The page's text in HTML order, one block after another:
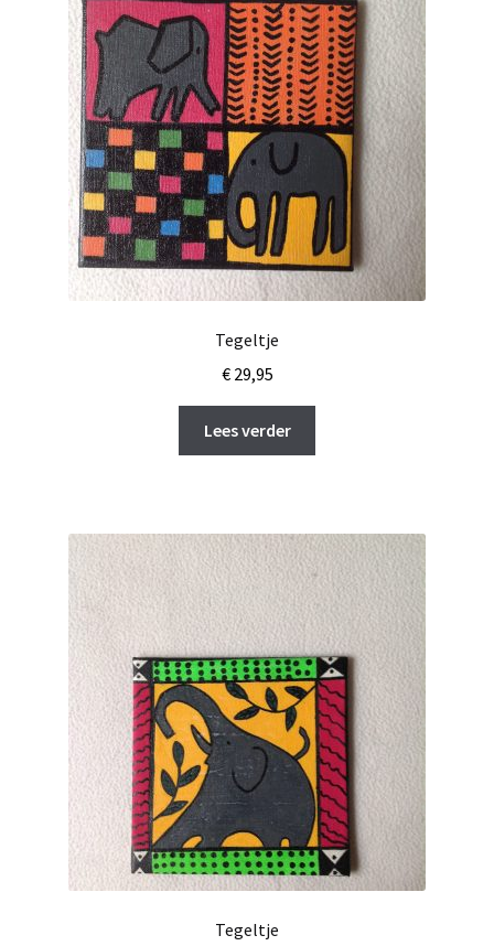
Tegeltje
€29,95
Lees verder
Tegeltje